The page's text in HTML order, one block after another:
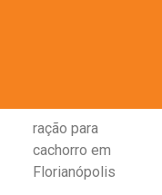
ração para
cachorro em
Florianópolis